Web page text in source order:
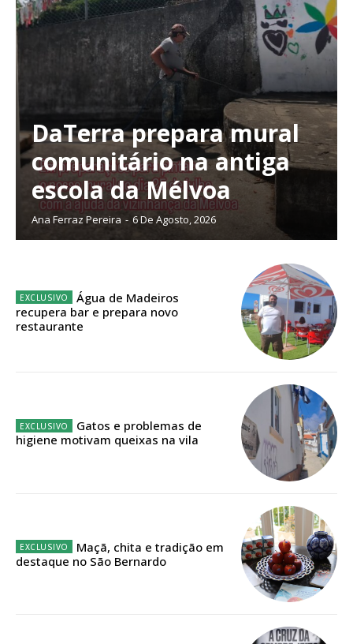
Planos de Assinatura
Faça-se assinante do Região de Cister e ajude-nos a manter este serviço
Sendo assinante terá acesso a todos os conteúdos exclusivos e versões
32€
Edição em papel entregue à Quinta-feira em sua
DaTerra prepara mural
comunitário na antiga
escola da Mélvoa
Ana Ferraz Pereira - 6 De Agosto, 2026
Água de Madeiros
recupera bar e prepara novo
restaurante
Gatos e problemas de
higiene motivam queixas na vila
Maçã, chita e tradição em
destaque no São Bernardo